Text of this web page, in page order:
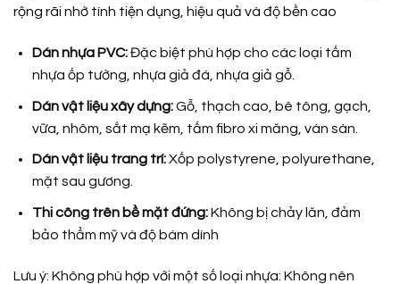
rộng rãi nhờ tính tiện dụng, hiệu quả và độ bền cao
Dán nhựa PVC:Đặc biệt phù hợp cho các loại tấm
nhựa ốp tường, nhựa giả đá, nhựa giả gỗ.
Dán vật liệu xây dựng:Gỗ, thạch cao, bê tông, gạch,
vữa, nhôm, sắt mạ kẽm, tấm fibro xi măng, ván sàn.
Dán vật liệu trang trí:Xốp polystyrene, polyurethane,
mặt sau gương.
Thi công trên bề mặt đứng:Không bị chảy lăn, đảm
bảo thẩm mỹ và độ bám dính
Lưu ý: Không phù hợp với một số loại nhựa: Không nên